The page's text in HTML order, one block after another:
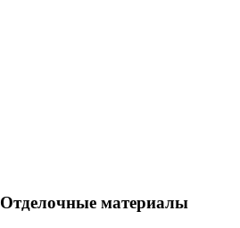
Отделочные материалы